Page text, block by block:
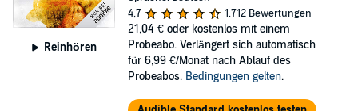
Reinhören
4,7
1.712 Bewertungen
21,04 € oder kostenlos mit einem
Probeabo. Verlängert sich automatisch
für 6,99 €/Monat nach Ablauf des
Probeabos. Bedingungen gelten.